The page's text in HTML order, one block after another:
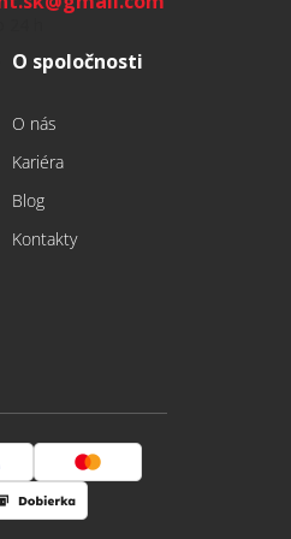
O spoločnosti
O nás
Kariéra
Blog
Kontakty
Mastercard